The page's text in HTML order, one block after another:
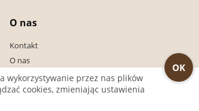
O nas
Kontakt
O nas
Odwiedź nas na Facebooku
wykorzystywanie przez nas plików
cookies, zmieniając ustawienia
OK